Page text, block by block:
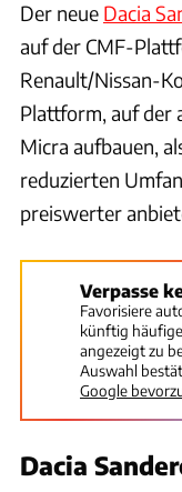
Der neue Dacia
auf der CMF-
Renault/Nissan-
Plattform, auf der
Micra aufbauen,
reduzierten
preiswerter
Verpasse
Favorisiere
künftig
angezeigt zu
Auswahl
Google
Dacia